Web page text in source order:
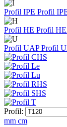
Profil IPE Profil
Profil HE Profil
Profil UAPProfil
Profil:
mm cm